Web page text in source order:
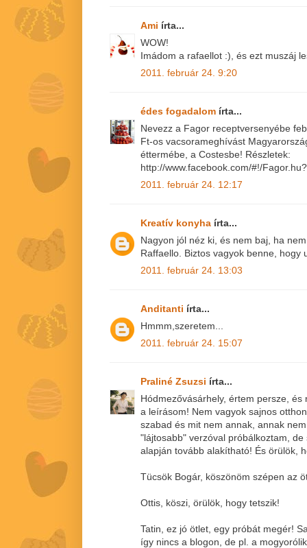
Ami írta...
WOW!
Imádom a rafaellot :), és ezt muszáj
2011. február 24. 9:20
édes fogadalom írta...
Nevezz a Fagor receptversenyébe
Ft-os vacsorameghívást
éttermébe, a Costesbe! Részletek:
http://www.facebook.com/#!/
2011. február 24. 12:17
Kreatív konyha írta...
Nagyon jól néz ki, és nem baj, ha
Raffaello. Biztos vagyok benne, hogy
2011. február 24. 13:03
Anditanti írta...
Hmmm,szeretem...
2011. február 24. 15:07
Praliné Zsuzsi írta...
Hódmezővásárhely, értem persze,
a leírásom! Nem vagyok sajnos
szabad és mit nem annak, annak
"lájtosabb" verzóval próbálkoztam,
alapján tovább alakítható! És örülök,
Tücsök Bogár, köszönöm szépen az
Ottis, köszi, örülök, hogy tetszik!
Tatin, ez jó ötlet, egy próbát megér!
így nincs a blogon, de pl. a